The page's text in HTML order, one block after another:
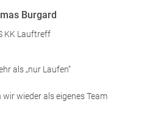
Burgard
KK Lauftreff
als „nur Laufen“
wieder als eigenes Team